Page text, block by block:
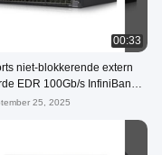
00:33
niet-blokkerende extern
EDR 100Gb/s InfiniBand
MSB7890-ES2F
25, 2025